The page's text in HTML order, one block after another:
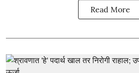
Read More